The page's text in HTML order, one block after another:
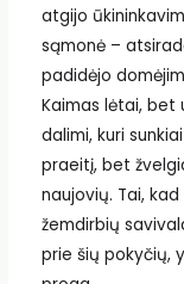
atgijo
sąmonė –
padidėjo
Kaimas lėtai, bet
dalimi, kuri
praeitį, bet
naujovių. Tai,
žemdirbių
prie šių pokyčių,